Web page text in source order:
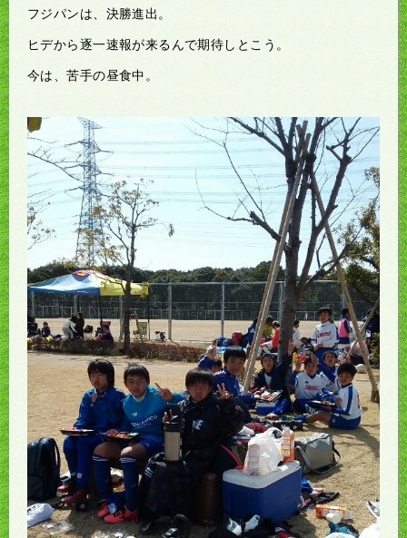
フジパンは、決勝進出。
ヒデから逐一速報が来るんで期待しとこう。
今は、苦手の昼食中。